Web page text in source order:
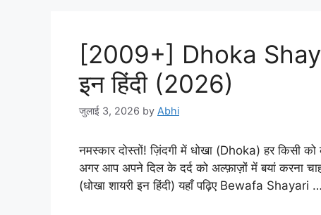
[2009+] Dhoka
इन हिंदी (2026)
जुलाई 3, 2026 by Abhi
नमस्कार दोस्तों! ज़िंदगी में धोखा (Dhoka) हर किसी को
अगर आप अपने दिल के दर्द को अल्फ़ाज़ों में बयां करना
(धोखा शायरी इन हिंदी) यहाँ पढ़िए Bewafa Shayari …